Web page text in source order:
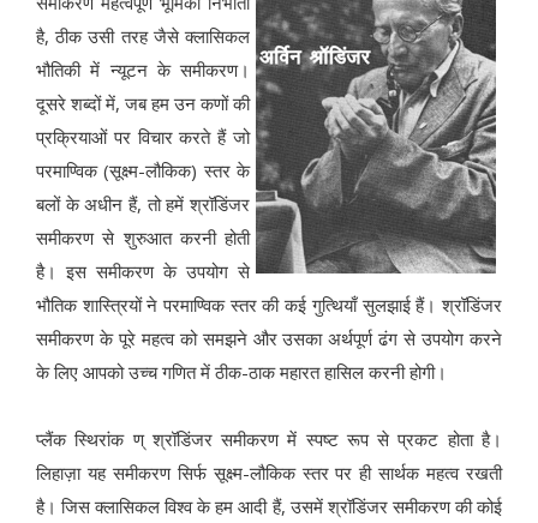
है, ठीक उसी तरह जैसे क्लासिकल
भौतिकी में न्यूटन के समीकरण।
दूसरे शब्दों में, जब हम उन कणों की
प्रक्रियाओं पर विचार करते हैं जो
परमाण्विक (सूक्ष्म-लौकिक) स्तर के
बलों के अधीन हैं, तो हमें श्रॉडिंजर
समीकरण से शुरुआत करनी होती
है। इस समीकरण के उपयोग से
भौतिक शास्त्रियों ने परमाण्विक स्तर की कई गुत्थियाँ सुलझाई हैं। श्रॉडिंजर
समीकरण के पूरे महत्व को समझने और उसका अर्थपूर्ण ढंग से उपयोग करने
के लिए आपको उच्च गणित में ठीक-ठाक महारत हासिल करनी होगी।
प्लैंक स्थिरांक ण् श्रॉडिंजर समीकरण में स्पष्ट रूप से प्रकट होता है।
लिहाज़ा यह समीकरण सिर्फ सूक्ष्म-लौकिक स्तर पर ही सार्थक महत्व रखती
है। जिस क्लासिकल विश्व के हम आदी हैं, उसमें श्रॉडिंजर समीकरण की कोई